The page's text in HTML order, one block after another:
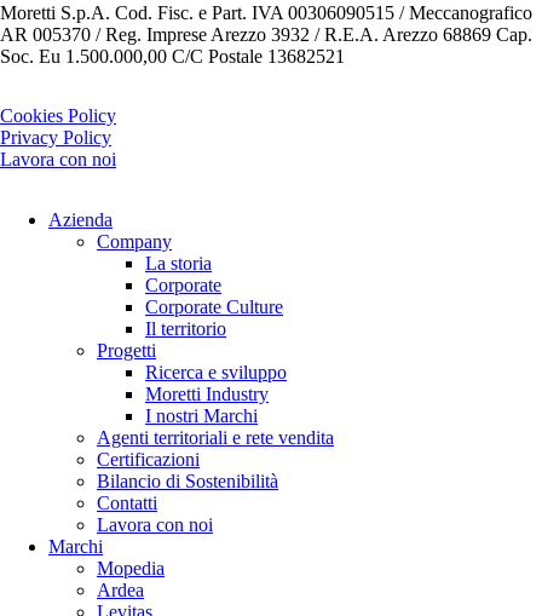
Moretti S.p.A. Cod. Fisc. e Part. IVA 00306090515 / Meccanografico
AR 005370 / Reg. Imprese Arezzo 3932 / R.E.A. Arezzo 68869 Cap.
Soc. Eu 1.500.000,00 C/C Postale 13682521
Cookies Policy
Privacy Policy
Lavora con noi
Azienda
Company
La storia
Corporate
Corporate Culture
Il territorio
Progetti
Ricerca e sviluppo
Moretti Industry
I nostri Marchi
Agenti territoriali e rete vendita
Certificazioni
Bilancio di Sostenibilità
Contatti
Lavora con noi
Marchi
Mopedia
Ardea
Levitas